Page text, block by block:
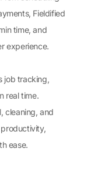
Fieldified
time, and
experience.
job tracking,
real time.
cleaning, and
ease.